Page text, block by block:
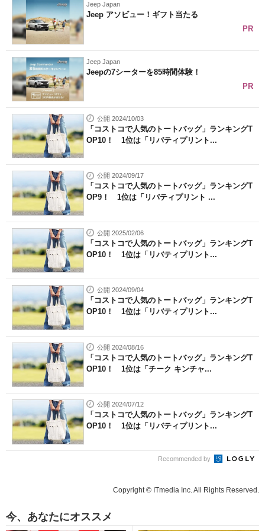
Jeep Japan
Jeep アソビュー！ギフト当たる
PR
Jeep Japan
Jeepの7シーターを85時間体験！
PR
公開 2024/10/03
「コストコで人気のトートバッグ」ランキングT
OP10！ 1位は「リバティプリント...
公開 2024/09/17
「コストコで人気のトートバッグ」ランキングT
OP9！ 1位は「リバティプリント ...
公開 2025/02/06
「コストコで人気のトートバッグ」ランキングT
OP10！ 1位は「リバティプリント...
公開 2024/09/04
「コストコで人気のトートバッグ」ランキングT
OP10！ 1位は「リバティプリント...
公開 2024/08/16
「コストコで人気のトートバッグ」ランキングT
OP10！ 1位は「チーク キンチャ...
公開 2024/07/12
「コストコで人気のトートバッグ」ランキングT
OP10！ 1位は「リバティプリント...
Recommended by
Copyright © ITmedia Inc. All Rights Reserved.
今、あなたにオススメ